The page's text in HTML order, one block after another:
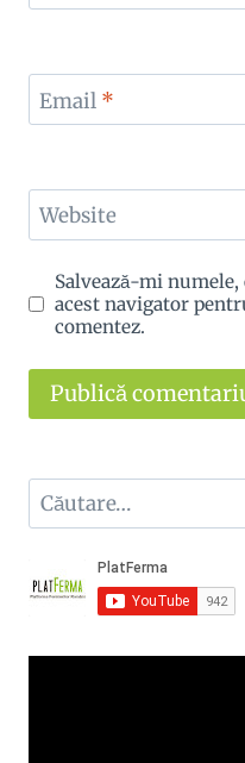
Email *
Website
Salvează-mi
acest navigator
comentez.
Caută
după: